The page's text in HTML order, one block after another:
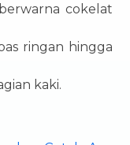
cokelat
ringan hingga
kaki.